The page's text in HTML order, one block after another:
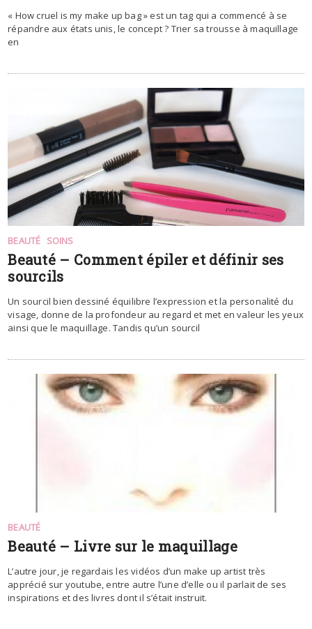
« How cruel is my make up bag » est un tag qui a commencé à se
répandre aux états unis, le concept ? Trier sa trousse à maquillage
en
BEAUTÉ SOINS
Beauté – Comment épiler et définir ses
sourcils
Un sourcil bien dessiné équilibre l’expression et la personalité du
visage, donne de la profondeur au regard et met en valeur les yeux
ainsi que le maquillage. Tandis qu’un sourcil
BEAUTÉ
Beauté – Livre sur le maquillage
L’autre jour, je regardais les vidéos d’un make up artist très
apprécié sur youtube, entre autre l’une d’elle ou il parlait de ses
inspirations et des livres dont il s’était instruit.